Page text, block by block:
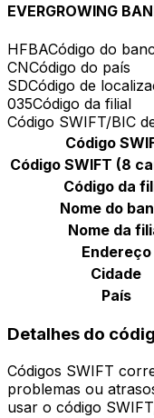
EVERGROWING
HFBACódigo do
CNCódigo do país
SDCódigo de
035Código da filial
Código SWIFT/BIC
Código
Código SWIFT (8
Código da
Nome do
Nome da
Endereço
Cidade
País
Detalhes do
Códigos SWIFT
problemas ou
usar o código